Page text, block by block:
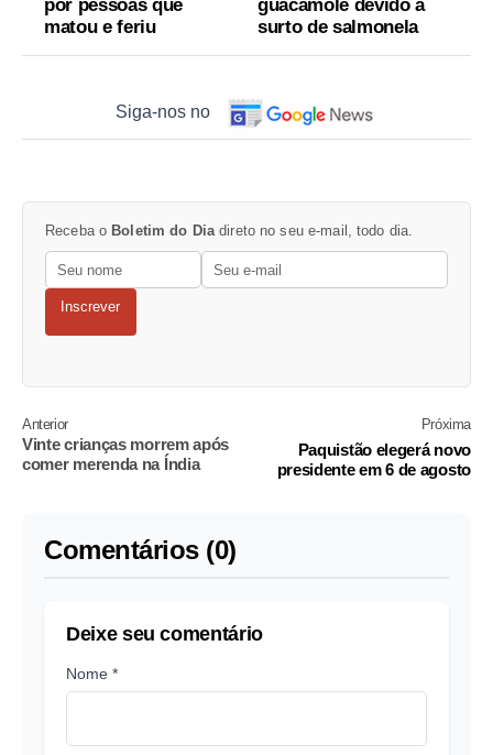
por pessoas que
matou e feriu
guacamole devido a
surto de salmonela
Siga-nos no
Receba o Boletim do Dia direto no seu e-mail, todo dia.
Inscrever
Anterior
Vinte crianças morrem após
comer merenda na Índia
Próxima
Paquistão elegerá novo
presidente em 6 de agosto
Comentários (0)
Deixe seu comentário
Nome *